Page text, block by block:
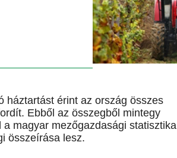
háztartást érint az ország összes
Ebből az összegből mintegy
magyar mezőgazdasági statisztika
összeírása lesz.